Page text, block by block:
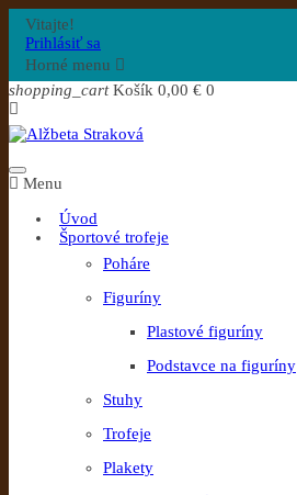
Vitajte!
Prihlásiť sa
Horné menu 
shopping_cart Košík 0,00 € 0
Menu
Úvod
Športové trofeje
Poháre
Figuríny
Plastové figuríny
Podstavce na figuríny
Stuhy
Trofeje
Plakety